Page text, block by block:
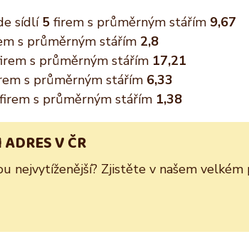
sídlí 5 firem s průměrným stářím 9,67
s průměrným stářím 2,8
s průměrným stářím 17,21
s průměrným stářím 6,33
firem s průměrným stářím 1,38
V ČR
nejvytíženější? Zjistěte v našem